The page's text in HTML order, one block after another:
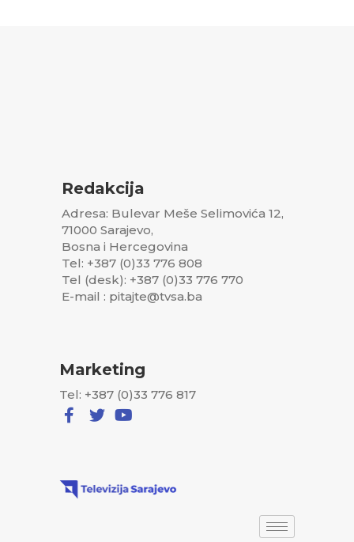
Redakcija
Adresa: Bulevar Meše Selimovića 12,
71000 Sarajevo,
Bosna i Hercegovina
Tel: +387 (0)33 776 808
Tel (desk): +387 (0)33 776 770
E-mail : pitajte@tvsa.ba
Marketing
Tel: +387 (0)33 776 817